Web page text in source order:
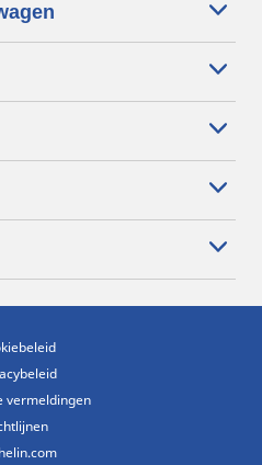
vermeldingen